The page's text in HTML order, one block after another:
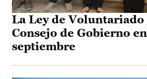
La Ley de Voluntariado
Consejo de Gobierno en
septiembre